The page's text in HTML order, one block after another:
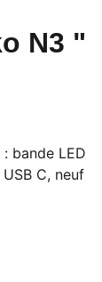
N3 "
bande LED
C, neuf